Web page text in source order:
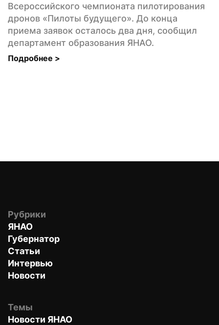
Всероссийского чемпионата пилотирования
дронов «Пилоты будущего». До конца
приема заявок осталось два дня, сообщил
департамент образования ЯНАО.
Подробнее >
Рубрики
ЯНАО
Губернатор
Статьи
Интервью
Новости
Темы
Новости ЯНАО